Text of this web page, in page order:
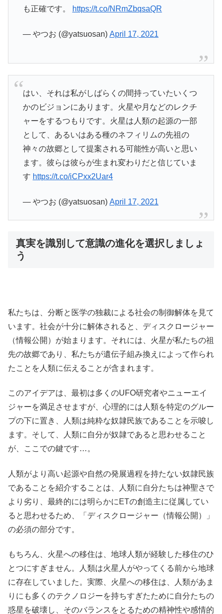
も正確です。
https://t.co/NRmZbqsaQR
— やつお (@yatsuosan) April 17, 2021
はい、それは私がしばらくの間持っていたいくつ
かのビジョンにあります。火星や月などのレクチ
ャーをするつもりです。火星は人類の起源の一部
として、あるいはある種のネフィリムの先祖の
神々の故郷として提案される可能性が高いと思い
ます。彼らは彼らが生まれ変わりだと信じていま
す https://t.co/iCPxx2Uar4
— やつお (@yatsuosan) April 17, 2021
真実を識別して意識の進化を選択しましょ
う
私たちは、分断と医学の独裁による社会の制御解体を見て
います。社会が十分に解体されると、ディスクロージャー
（情報公開）が始まります。それには、火星が私たちの祖
先の故郷であり、私たちが遺伝子組み換えによって作られ
たことを人類に伝えることが含まれます。
このアイデアは、最初は多くのUFO研究者やニューエイ
ジャーを満足させますが、心理的には人類を特定のグルー
プの下に置き、人類は純粋な奴隷民族であることを示唆し
ます。そして、人類に自分が奴隷であると思わせること
が、ここでの鍵です…。
人類がより高い起源や自然の発展過程を持たない奴隷民族
であることを紹介することは、人類に自分たちは神聖さで
より劣り、最終的には明らかにETの創造主に従属してい
ると思わせるため、「ディスクロージャー（情報公開）」
の必須の部分です。
もちろん、火星への移住は、地球人類が経験した移住のひ
とつにすぎません。人類は火星人がやってくる前から地球
に存在していました。実際、火星への移住は、人類があま
りにも多くのテクノロジーを持ちすぎたために自分たちの
惑星を破壊し、そのバランスをとるための精神性や感情的